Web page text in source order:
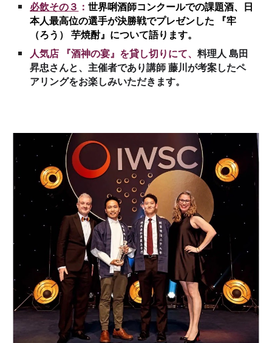
必飲その３ ：世界唎酒師コンクールでの課題酒、日
本人最高位の選手が決勝戦でプレゼンした
『牢
（ろう） 芋焼酎』 について語ります。
人気店 『酒神の宴』を貸し切りにて、料理人 島田
昇忠さんと、主催者であり講師 藤川が考案したペ
アリングをお楽しみいただきます。